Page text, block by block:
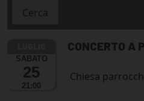
Cerca
SABATO
25
21:00
CONCERTO A
Chiesa